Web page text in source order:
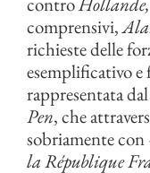
comprensivi,
richieste delle
esemplificativo e
rappresentata dal
Pen, che
sobriamente con
la République F